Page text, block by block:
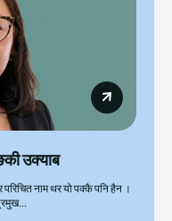
उक्याब
नाम थर यो पक्कै पनि हैन ।